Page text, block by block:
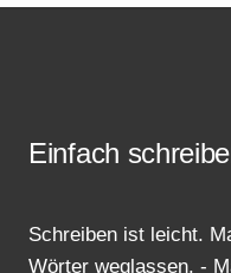
Einfach
Schreiben ist leicht.
Wörter weglassen. -